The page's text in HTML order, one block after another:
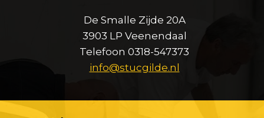
De Smalle Zijde 20A
3903 LP Veenendaal
Telefoon 0318-547373
info@stucgilde.nl